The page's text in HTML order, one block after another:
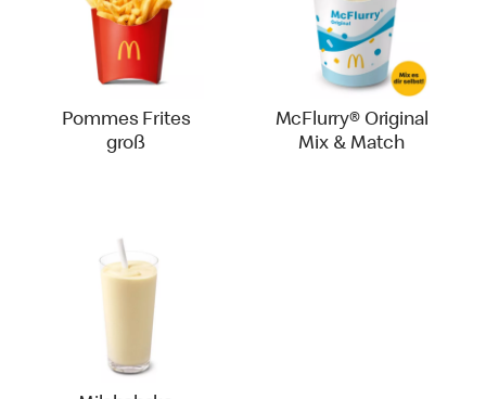
Pommes Frites
groß
McFlurry® Original
Mix & Match